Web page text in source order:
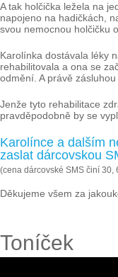
A tak holčička ležela na
napojeno na hadičkách,
svou nemocnou holčičku
Karolínka dostávala léky
rehabilitovala a ona se
odmění. A právě
Jenže tyto rehabilitace
pravděpodobně by se
Karolínce a dalším
zaslat dárcovskou
(cena dárcovské SMS činí 30,
Děkujeme všem za
Toníček